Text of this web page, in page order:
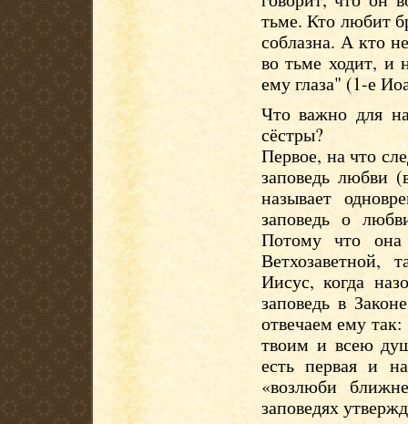
тьме. Кто любит
соблазна. А кто
во тьме ходит, и
ему глаза" (1-е
Что важно для
сёстры?
Первое, на что
заповедь любви
называет
заповедь о
Потому что
Ветхозаветной,
Иисус, когда
заповедь в
отвечаем ему
твоим и всею
есть первая и
«возлюби
заповедях